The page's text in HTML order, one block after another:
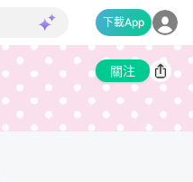
下載App
關注